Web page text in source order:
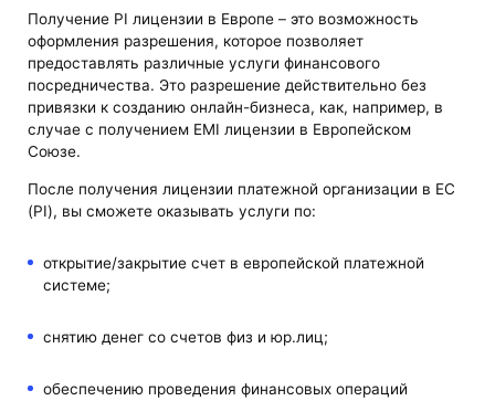
Получение PI лицензии в Европе ‌–‌ ‌это возможность
оформления разрешения, которое позволяет
предоставлять различные услуги финансового
посредничества. Это разрешение действительно без
привязки к созданию онлайн-бизнеса, как, например, в
случае с получением EMI лицензии в Европейском
Союзе.
После получения лицензии платежной организации в ЕС
(PI), вы сможете оказывать услуги по:
открытие/закрытие счет в европейской платежной
системе;
снятию денег со счетов физ и юр.лиц;
обеспечению проведения финансовых операций